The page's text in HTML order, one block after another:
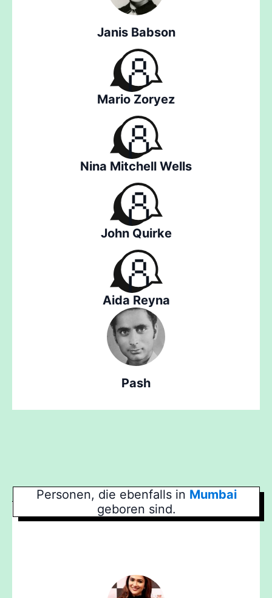
Janis Babson
Mario Zoryez
Nina Mitchell Wells
John Quirke
Aida Reyna
Pash
Personen, die ebenfalls in Mumbai
geboren sind.